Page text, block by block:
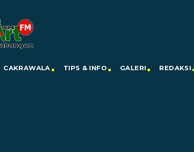
CAKRAWALA TIPS & INFO GALERI REDAKSI